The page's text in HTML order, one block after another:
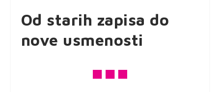
Od starih zapisa do
nove usmenosti